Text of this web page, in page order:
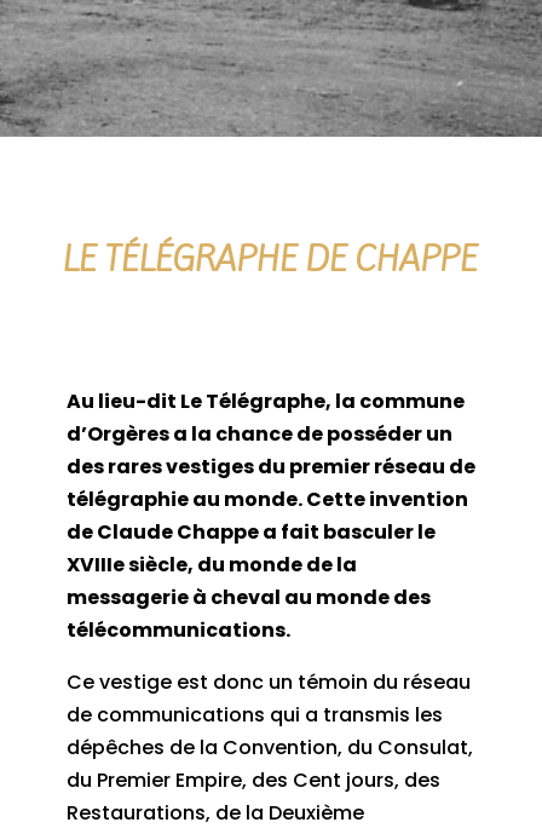
LE TÉLÉGRAPHE DE CHAPPE
Au lieu-dit Le Télégraphe, la commune
d’Orgères a la chance de posséder un
des rares vestiges du premier réseau de
télégraphie au monde. Cette invention
de Claude Chappe a fait basculer le
XVIIIesiècle, du monde de la
messagerie à cheval au monde des
télécommunications.
Cevestige est donc un témoin du réseau
de communications qui a transmis les
dépêches de la Convention, du Consulat,
du Premier Empire, des Cent jours, des
Restaurations, de la Deuxième